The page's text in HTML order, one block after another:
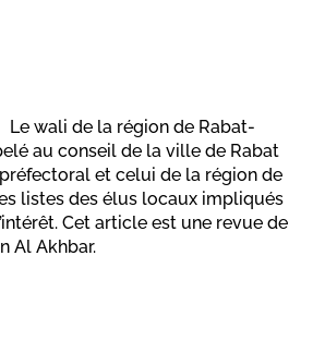
Le wali de la région de Rabat-
au conseil de la ville de Rabat
et celui de la région de
listes des élus locaux impliqués
Cet article est une revue de
Al Akhbar.